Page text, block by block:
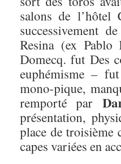
salons de
successivement
Resina (ex
Domecq. fut Des
euphémisme –
mono-pique,
remporté par
présentation,
place de troisième
capes variées en